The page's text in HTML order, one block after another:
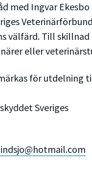
med Ingvar Ekesbo
välfärd. Till skillnad
eller
för utdelning
Sveriges